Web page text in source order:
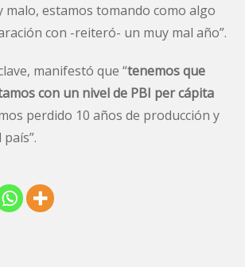
malo, estamos tomando como algo
con -reiteró- un muy mal año”.
manifestó que “tenemos que
con un nivel de PBI per cápita
perdido 10 años de producción y